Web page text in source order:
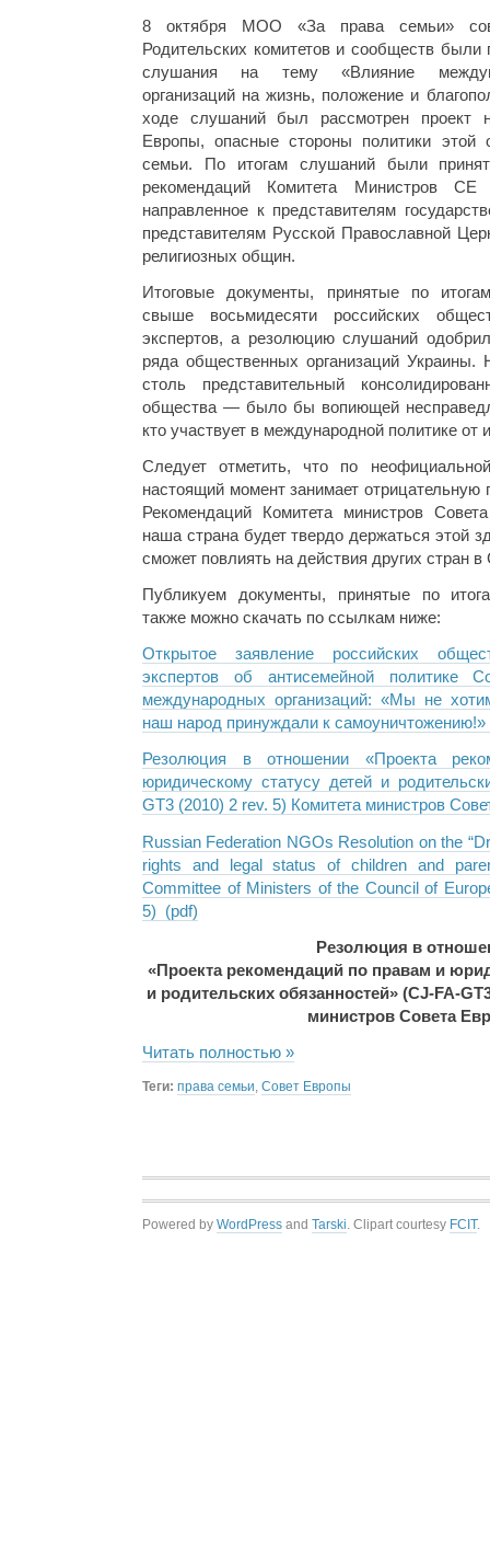
8 октября МОО «За права семьи»
Родительских комитетов и сообществ
слушания на тему «Влияние
организаций на жизнь, положение и
ходе слушаний был рассмотрен проект
Европы, опасные стороны политики этой
семьи. По итогам слушаний были
рекомендаций Комитета Министров СЕ
направленное к представителям
представителям Русской Православной
религиозных общин.
Итоговые документы, принятые по
свыше восьмидесяти российских
экспертов, а резолюцию слушаний
ряда общественных организаций Украины.
столь представительный
общества — было бы вопиющей
кто участвует в международной политике от
Следует отметить, что по
настоящий момент занимает отрицательную
Рекомендаций Комитета министров
наша страна будет твердо держаться этой
сможет повлиять на действия других стран
Публикуем документы, принятые по
также можно скачать по ссылкам ниже:
Открытое заявление российских
экспертов об антисемейной политике
международных организаций: «Мы не
наш народ принуждали к самоуничтожению!»
Резолюция в отношении «Проекта
юридическому статусу детей и
GT3 (2010) 2 rev. 5) Комитета министров
Russian Federation NGOs Resolution on the
rights and legal status of children and
Committee of Ministers of the Council of
5) (pdf)
Резолюция в
«Проекта рекомендаций по правам и
и родительских обязанностей» (CJ-FA-
министров Совета
Читать полностью »
Теги: права семьи, Совет Европы
Powered by WordPress and Tarski. Clipart courtesy FCIT.